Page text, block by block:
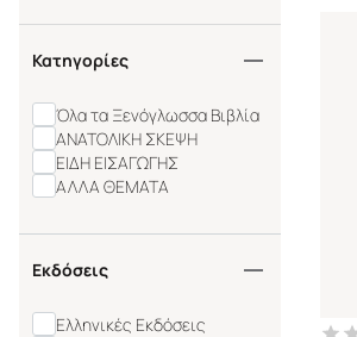
Κατηγορίες
Όλα τα Ξενόγλωσσα Βιβλία
ΑΝΑΤΟΛΙΚΗ ΣΚΕΨΗ
ΕΙΔΗ ΕΙΣΑΓΩΓΗΣ
ΑΛΛΑ ΘΕΜΑΤΑ
Εκδόσεις
Ελληνικές Εκδόσεις